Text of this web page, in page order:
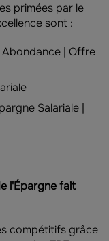
primées par le
sont :
| Offre
Salariale |
l'Épargne fait
compétitifs grâce